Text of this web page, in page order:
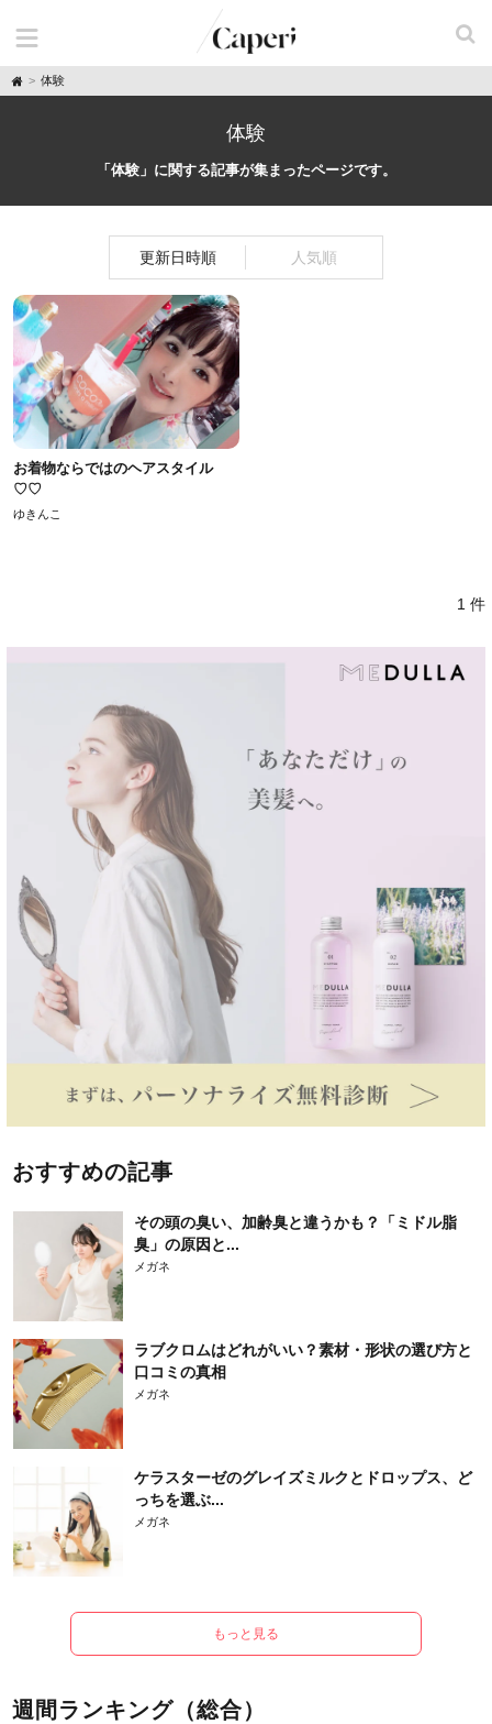
H
o
体験
体験
「体験」に関する記事が集まったページです。
更新日時順 人気順
お着物ならではのヘアスタイル
♡♡
ゆきんこ
1 件
おすすめの記事
その頭の臭い、加齢臭と違うかも？「ミドル脂
臭」の原因と...
メガネ
ラブクロムはどれがいい？素材・形状の選び方と
口コミの真相
メガネ
ケラスターゼのグレイズミルクとドロップス、ど
っちを選ぶ...
メガネ
もっと見る
週間ランキング（総合）